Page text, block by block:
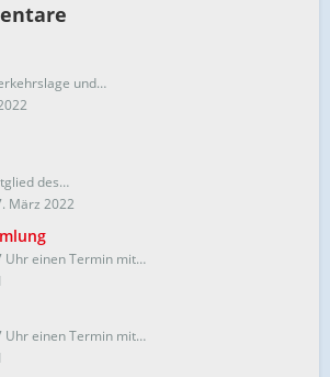
und…
des…
März 2022
Uhr einen Termin mit…
Uhr einen Termin mit…